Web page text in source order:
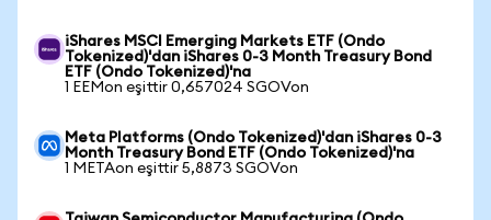
iShares MSCI Emerging Markets ETF (Ondo
Tokenized)'dan iShares 0-3 Month Treasury Bond
ETF (Ondo Tokenized)'na
1 EEMon eşittir 0,657024 SGOVon
Meta Platforms (Ondo Tokenized)'dan iShares 0-3
Month Treasury Bond ETF (Ondo Tokenized)'na
1 METAon eşittir 5,8873 SGOVon